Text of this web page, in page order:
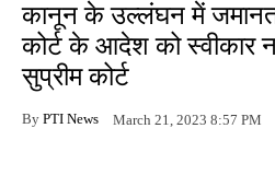
कानून के उल्लंघन में
कोर्ट के आदेश को स्वीकार
सुप्रीम कोर्ट
By PTI News March 21, 2023 8:57 PM